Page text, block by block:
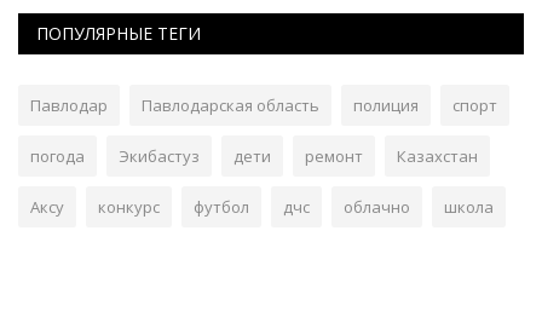
ПОПУЛЯРНЫЕ ТЕГИ
Павлодар Павлодарская область полиция спорт
погода Экибастуз дети ремонт Казахстан
Аксу конкурс футбол дчс облачно школа